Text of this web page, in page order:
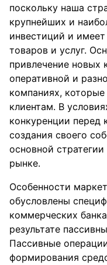
поскольку наша
крупнейших и
инвестиций и
товаров и услуг.
привлечение новых
оперативной и
компаниях,
клиентам. В
конкуренции перед
создания своего
основной
рынке.
Особенности
обусловлены
коммерческих
результате
Пассивные
формирования